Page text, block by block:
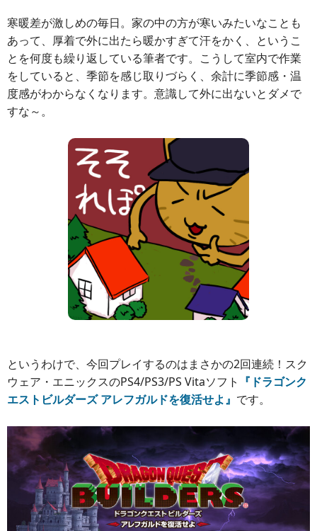
寒暖差が激しめの毎日。家の中の方が寒いみたいなことも
あって、厚着で外に出たら暖かすぎて汗をかく、というこ
とを何度も繰り返している筆者です。こうして室内で作業
をしていると、季節を感じ取りづらく、余計に季節感・温
度感がわからなくなります。意識して外に出ないとダメで
すな～。
というわけで、今回プレイするのはまさかの2回連続！スク
ウェア・エニックスのPS4/PS3/PS Vitaソフト 『ドラゴンク
エストビルダーズ アレフガルドを復活せよ』 です。